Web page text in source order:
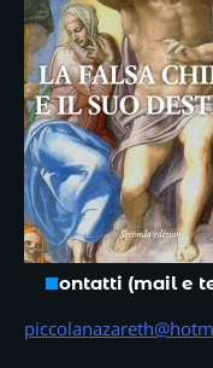
Contatti (mail e